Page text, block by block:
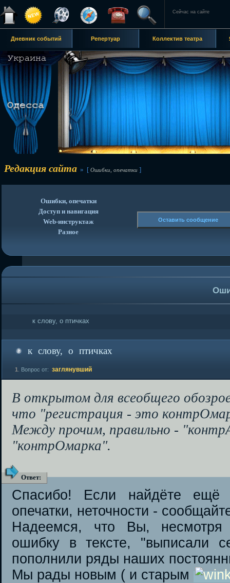
Сейчас на сайте
Дневник событий Репертуар Коллектив театра
Редакция сайта » [ Ошибки, опечатки ]
Ошибки, опечатки
Доступ и навигация
Web-инструктаж
Разное
Оставить сообщение
к слову, о птичках
к слову, о птичках
1 Вопрос от: заглянувший
В открытом для всеобщего
что "регистрация - это
Между прочим, правильно -
"контрОмарка".
Ответ:
Спасибо! Если найдёте ещё
опечатки, неточности -
Надеемся, что Вы, несмотря
ошибку в тексте, "выписали
пополнили ряды наших
Мы рады новым ( и старым